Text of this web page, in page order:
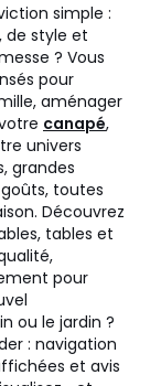
simple :
de style et
? Vous
pour
aménager
canapé,
univers
grandes
toutes
Découvrez
tables et
pour
ou le jardin ?
: navigation
et avis